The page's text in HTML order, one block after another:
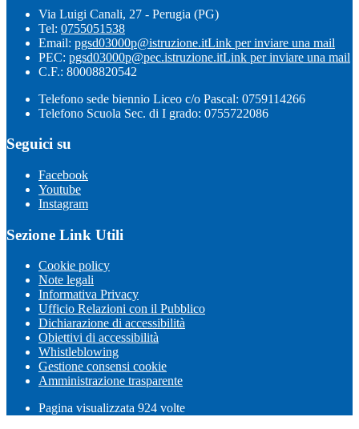
Via Luigi Canali, 27 - Perugia (PG)
Tel: 0755051538
Email: pgsd03000p@istruzione.itLink per inviare una mail
PEC: pgsd03000p@pec.istruzione.itLink per inviare una mail
C.F.: 80008820542
Telefono sede biennio Liceo c/o Pascal: 0759114266
Telefono Scuola Sec. di I grado: 0755722086
Seguici su
Facebook
Youtube
Instagram
Sezione Link Utili
Cookie policy
Note legali
Informativa Privacy
Ufficio Relazioni con il Pubblico
Dichiarazione di accessibilità
Obiettivi di accessibilità
Whistleblowing
Gestione consensi cookie
Amministrazione trasparente
Pagina visualizzata 924 volte